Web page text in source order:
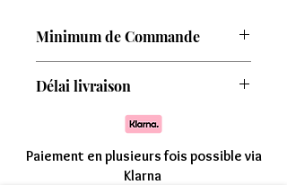
Minimum de Commande
8 modèles
Délai livraison
Comptez une livraison entre 7 à 15 jours
Paiement en plusieurs fois possible via
Klarna